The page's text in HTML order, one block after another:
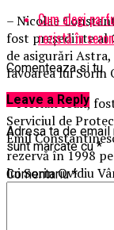
– Nicolae
fost preşedinte al
de asigurări
favoarea lui Sorin
– Florian Ioan,
Serviciul de
Emil
rezervă în 1998
lui Sorin Ovidiu
– Vlad
secţiei SRI din
Cum alegi
rezistă în
Comenteaza si tu
Leave a Reply
Adresa ta de email
sunt marcate cu*
Comentariu*